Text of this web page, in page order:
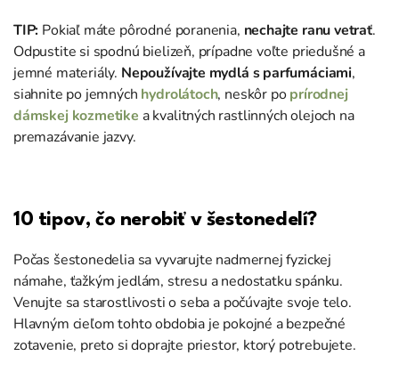
TIP: Pokiaľ máte pôrodné poranenia, nechajte ranu vetrať.
Odpustite si spodnú bielizeň, prípadne voľte priedušné a
jemné materiály. Nepoužívajte mydlá s parfumáciami,
siahnite po jemných hydrolátoch, neskôr poprírodnej
dámskej kozmetike a kvalitných rastlinných olejoch na
premazávanie jazvy.
10 tipov, čo nerobiť v šestonedelí?
Počas šestonedelia sa vyvarujte nadmernej fyzickej
námahe, ťažkým jedlám, stresu a nedostatku spánku.
Venujte sa starostlivosti o seba a počúvajte svoje telo.
Hlavným cieľom tohto obdobia je pokojné a bezpečné
zotavenie, preto si doprajte priestor, ktorý potrebujete.